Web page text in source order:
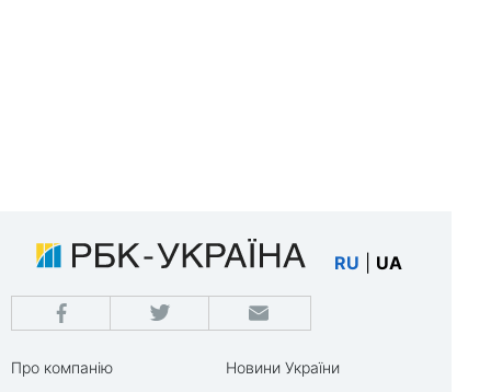
RU UA
Про компанію
Новини України